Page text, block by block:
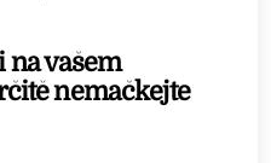
vašem
nemačkejte